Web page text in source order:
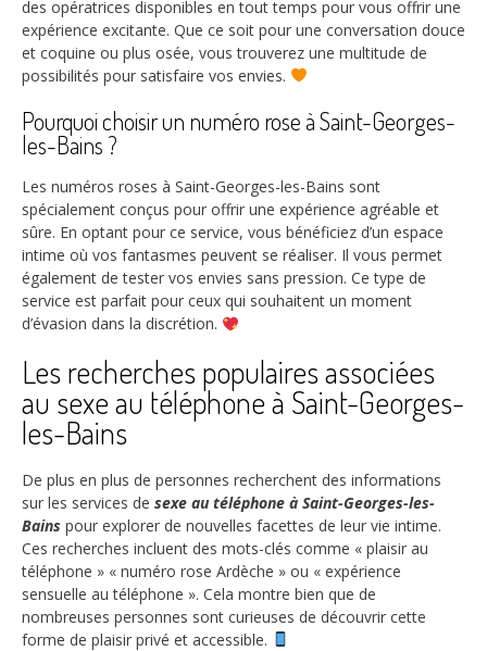
des opératrices disponibles en tout temps pour vous offrir une
expérience excitante. Que ce soit pour une conversation douce
et coquine ou plus osée, vous trouverez une multitude de
possibilités pour satisfaire vos envies.
Pourquoi choisir un numéro rose à Saint-Georges-
les-Bains ?
Les numéros roses à Saint-Georges-les-Bains sont
spécialement conçus pour offrir une expérience agréable et
sûre. En optant pour ce service, vous bénéficiez d’un espace
intime où vos fantasmes peuvent se réaliser. Il vous permet
également de tester vos envies sans pression. Ce type de
service est parfait pour ceux qui souhaitent un moment
d’évasion dans la discrétion.
Les recherches populaires associées
au sexe au téléphone à Saint-Georges-
les-Bains
De plus en plus de personnes recherchent des informations
sur les services de sexe au téléphone à Saint-Georges-les-
Bains pour explorer de nouvelles facettes de leur vie intime.
Ces recherches incluent des mots-clés comme « plaisir au
téléphone » « numéro rose Ardèche » ou « expérience
sensuelle au téléphone ». Cela montre bien que de
nombreuses personnes sont curieuses de découvrir cette
forme de plaisir privé et accessible.